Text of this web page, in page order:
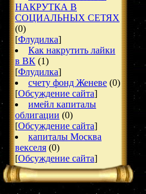
НАКРУТКА В
СОЦИАЛЬНЫХ СЕТЯХ
(0)
[Флудилка]
Как накрутить лайки
в ВК (1)
[Флудилка]
счету фонд Женеве (0)
[Обсуждение сайта]
имейл капиталы
облигации (0)
[Обсуждение сайта]
капиталы Москва
векселя (0)
[Обсуждение сайта]